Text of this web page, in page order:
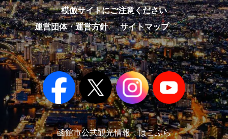
模倣サイトにご注意ください
運営団体・運営方針
サイトマップ
函館市公式観光情報 はこぶら